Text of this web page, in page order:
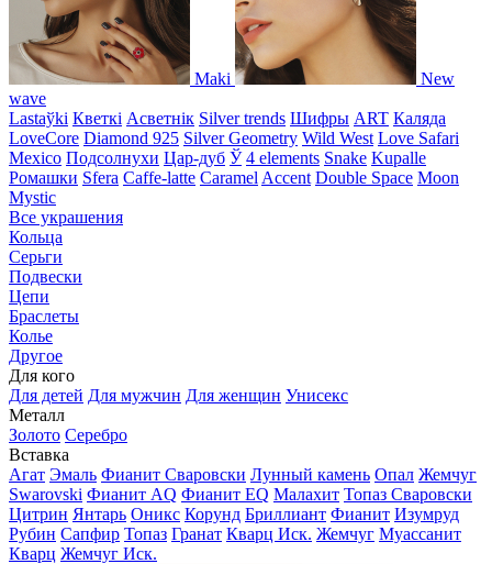
Maki
New
wave
Lastaўki Кветкі Асветнiк Silver trends Шифры ART Каляда
LoveCore Diamond 925 Silver Geometry Wild West Love Safari
Mexico Подсолнухи Цар-дуб Ў 4 elements Snake Kupalle
Ромашки Sfera Caffe-latte Caramel Accent Double Space Moon
Mystic
Все украшения
Кольца
Серьги
Подвески
Цепи
Браслеты
Колье
Другое
Для кого
Для детей Для мужчин Для женщин Унисекс
Металл
Золото Серебро
Вставка
Агат Эмаль Фианит Сваровски Лунный камень Опал Жемчуг
Swarovski Фианит AQ Фианит EQ Малахит Топаз Сваровски
Цитрин Янтарь Оникс Корунд Бриллиант Фианит Изумруд
Рубин Сапфир Топаз Гранат Кварц Иск. Жемчуг Муассанит
Кварц Жемчуг Иск.